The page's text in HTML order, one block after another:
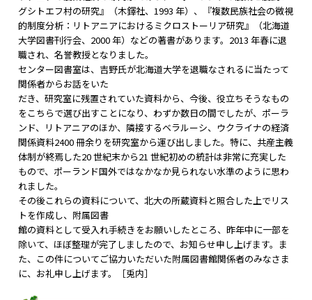
グシトエフ村の研究』（木鐸社、1993 年）、『複数民族社会の微視
的制度分析：リトアニアにおけるミクロストーリア研究』（北海道
大学図書刊行会、2000 年）などの著書があります。2013 年春に退
職され、名誉教授となりました。
センター図書室は、吉野氏が北海道大学を退職なされるに当たって
関係者からお話をいた
だき、研究室に残置されていた資料から、今後、役立ちそうなもの
をこちらで選び出すことになり、わずか数日の間でしたが、ポーラ
ンド、リトアニアのほか、隣接するベラルーシ、ウクライナの経済
関係資料2400 冊余りを研究室から運び出しました。特に、共産主義
体制が終焉した20 世紀末から21 世紀初めの統計は非常に充実した
もので、ポーランド国外ではなかなか見られない水準のように思わ
れました。
その後これらの資料について、北大の所蔵資料と照合した上でリス
トを作成し、附属図書
館の資料として受入れ手続きをお願いしたところ、昨年中に一部を
除いて、ほぼ整理が完了しましたので、お知らせ申し上げます。ま
た、この件についてご協力いただいた附属図書館関係者のみなさま
に、お礼申し上げます。［兎内］